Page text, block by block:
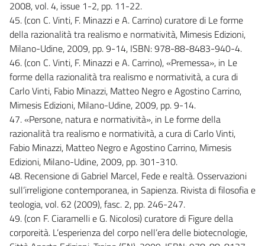
2008, vol. 4, issue 1-2, pp. 11-22.
45. (con C. Vinti, F. Minazzi e A. Carrino) curatore di Le forme
della razionalità tra realismo e normatività, Mimesis Edizioni,
Milano-Udine, 2009, pp. 9-14, ISBN: 978-88-8483-940-4.
46. (con C. Vinti, F. Minazzi e A. Carrino), «Premessa», in Le
forme della razionalità tra realismo e normatività, a cura di
Carlo Vinti, Fabio Minazzi, Matteo Negro e Agostino Carrino,
Mimesis Edizioni, Milano-Udine, 2009, pp. 9-14.
47. «Persone, natura e normatività», in Le forme della
razionalità tra realismo e normatività, a cura di Carlo Vinti,
Fabio Minazzi, Matteo Negro e Agostino Carrino, Mimesis
Edizioni, Milano-Udine, 2009, pp. 301-310.
48. Recensione di Gabriel Marcel, Fede e realtà. Osservazioni
sull’irreligione contemporanea, in Sapienza. Rivista di filosofia e
teologia, vol. 62 (2009), fasc. 2, pp. 246-247.
49. (con F. Ciaramelli e G. Nicolosi) curatore di Figure della
corporeità. L’esperienza del corpo nell’era delle biotecnologie,